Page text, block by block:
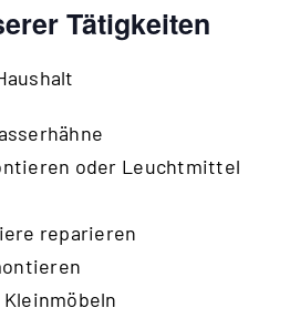
Tätigkeiten
oder Leuchtmittel
reparieren
Kleinmöbeln